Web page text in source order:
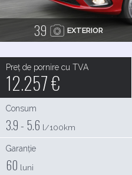
39 EXTERIOR
Preț de pornire cu TVA
12.257€
Consum
3.9 - 5.6 l/100km
Garanție
60 luni